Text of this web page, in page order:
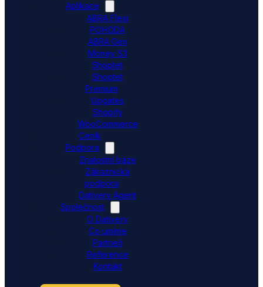
Aplikace
ABRA Flexi
POHODA
ABRA Gen
Money S3
Shoptet
Shoptet
Premium
Upgates
Shopify
WooCommerce
Ceník
Podpora
Znalostní báze
Zákaznická
podpora
Dativery Agent
Společnost
O Dativery
Co umíme
Partneři
Reference
Kontakt